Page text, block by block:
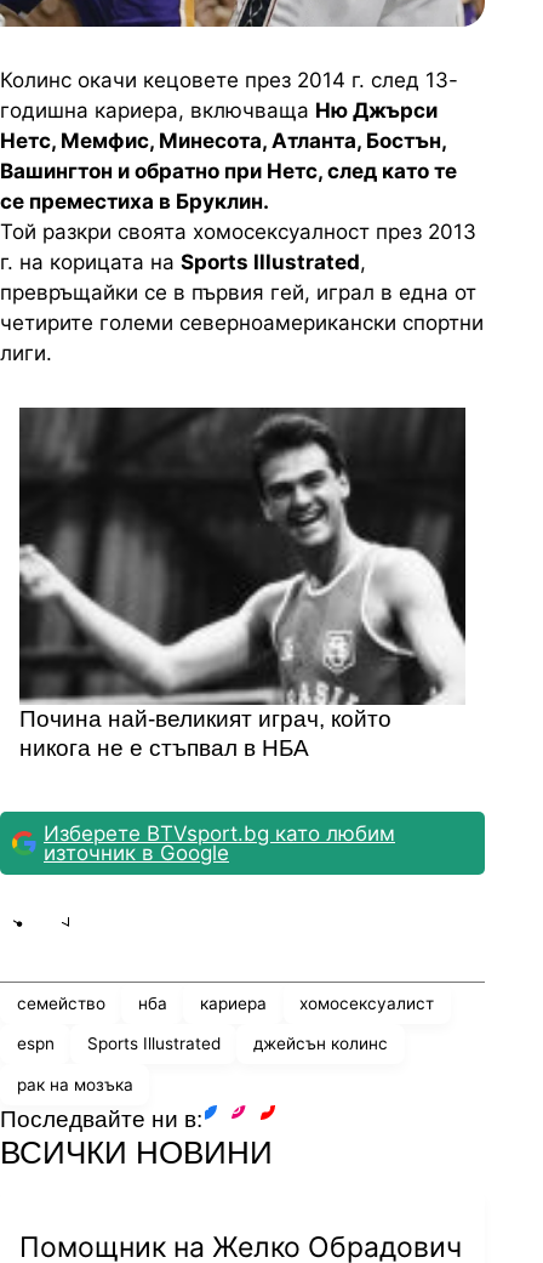
Колинс окачи кецовете през 2014 г. след 13-
годишна кариера, включваща Ню Джърси
Нетс, Мемфис, Минесота, Атланта, Бостън,
Вашингтон и обратно при Нетс, след като те
се преместиха в Бруклин.
Той разкри своята хомосексуалност през 2013
г. на корицата на Sports Illustrated,
превръщайки се в първия гей, играл в една от
четирите големи северноамерикански спортни
лиги.
Почина най-великият играч, който
никога не е стъпвал в НБА
Изберете BTVsport.bg като любим
източник в Google
семейство нба кариера хомосексуалист
espn Sports Illustrated джейсън колинс
рак на мозъка
Последвайте ни в:
ВСИЧКИ НОВИНИ
Помощник на Желко Обрадович